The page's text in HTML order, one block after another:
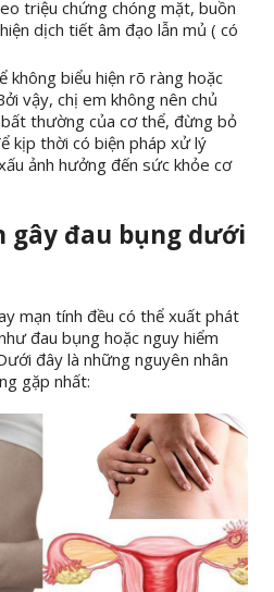
triệu chứng chóng mặt, buồn
dịch tiết âm đạo lẫn mủ ( có
không biểu hiện rõ ràng hoặc
vậy, chị em không nên chủ
thường của cơ thể, đừng bỏ
kịp thời có biện pháp xử lý
ảnh hưởng đến sức khỏe cơ
gây đau bụng dưới
mạn tính đều có thể xuất phát
đau bụng hoặc nguy hiểm
đây là những nguyên nhân
gặp nhất: